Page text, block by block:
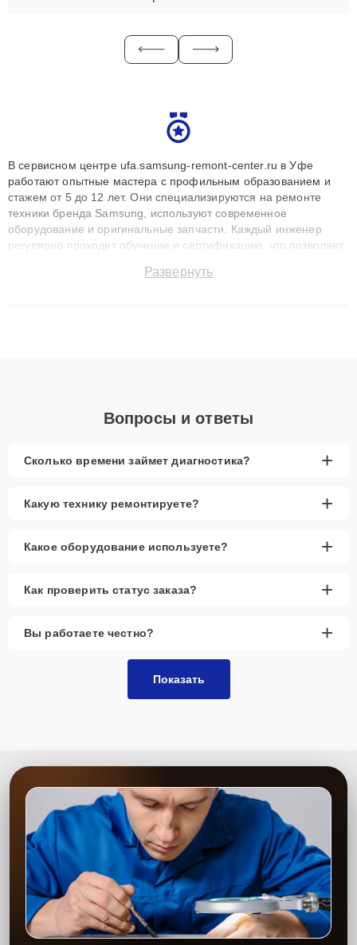
В сервисном центре ufa.samsung-remont-center.ru в Уфе
работают опытные мастера с профильным образованием и
стажем от 5 до 12 лет. Они специализируются на ремонте
техники бренда Samsung, используют современное
оборудование и оригинальные запчасти. Каждый инженер
регулярно проходит обучение и сертификацию, что позволяет
технику с сохранением гарантии до 3 лет. Наши мастера
Развернуть
Вопросы и ответы
Сколько времени займет диагностика? +
Какую технику ремонтируете? +
Какое оборудование используете? +
Как проверить статус заказа? +
Вы работаете честно? +
Показать